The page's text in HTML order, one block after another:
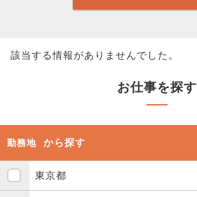
該当する情報がありませんでした。
お仕事を探す
勤務地 から探す
東京都